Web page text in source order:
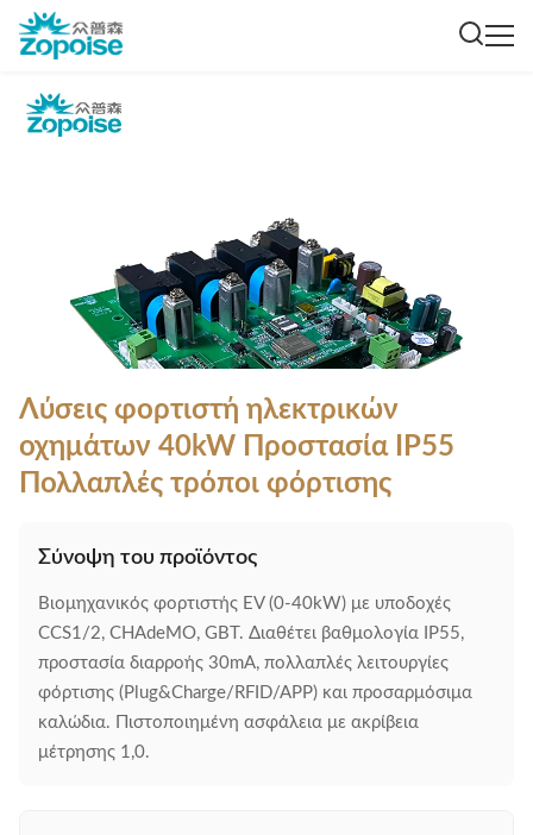
Λύσεις φορτιστή ηλεκτρικών
οχημάτων 40kW Προστασία IP55
Πολλαπλές τρόποι φόρτισης
Σύνοψη του προϊόντος
Βιομηχανικός φορτιστής EV (0-40kW) με υποδοχές
CCS1/2, CHAdeMO, GBT. Διαθέτει βαθμολογία IP55,
προστασία διαρροής 30mA, πολλαπλές λειτουργίες
φόρτισης (Plug&Charge/RFID/APP) και προσαρμόσιμα
καλώδια. Πιστοποιημένη ασφάλεια με ακρίβεια
μέτρησης 1,0.